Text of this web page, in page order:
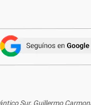
Sur, Guillermo